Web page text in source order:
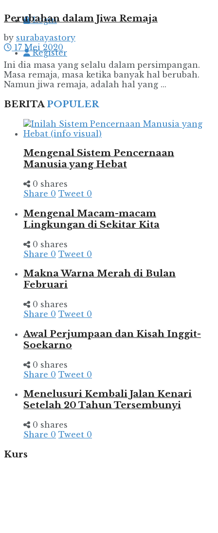
Login
Register
Perubahan dalam Jiwa Remaja
by surabayastory
17 Mei 2020
Ini dia masa yang selalu dalam persimpangan.
Masa remaja, masa ketika banyak hal berubah.
Namun jiwa remaja, adalah hal yang ...
BERITAPOPULER
Mengenal Sistem Pencernaan
Manusia yang Hebat
0 shares
Share 0 Tweet 0
Mengenal Macam-macam
Lingkungan di Sekitar Kita
0 shares
Share 0 Tweet 0
Makna Warna Merah di Bulan
Februari
0 shares
Share 0 Tweet 0
Awal Perjumpaan dan Kisah Inggit-
Soekarno
0 shares
Share 0 Tweet 0
Menelusuri Kembali Jalan Kenari
Setelah 20 Tahun Tersembunyi
0 shares
Share 0 Tweet 0
Kurs